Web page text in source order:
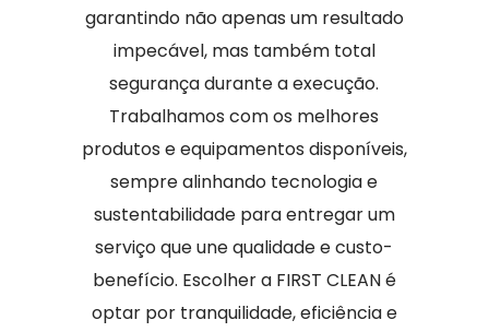
garantindo não apenas um resultado
impecável, mas também total
segurança durante a execução.
Trabalhamos com os melhores
produtos e equipamentos disponíveis,
sempre alinhando tecnologia e
sustentabilidade para entregar um
serviço que une qualidade e custo-
benefício. Escolher a FIRST CLEAN é
optar por tranquilidade, eficiência e